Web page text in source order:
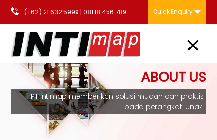
(+62) 21 632 5999 | 081.18.456.789 Quick Enquiry
ABOUT US
PT Intimap memberikan solusi mudah dan praktis
pada perangkat lunak.